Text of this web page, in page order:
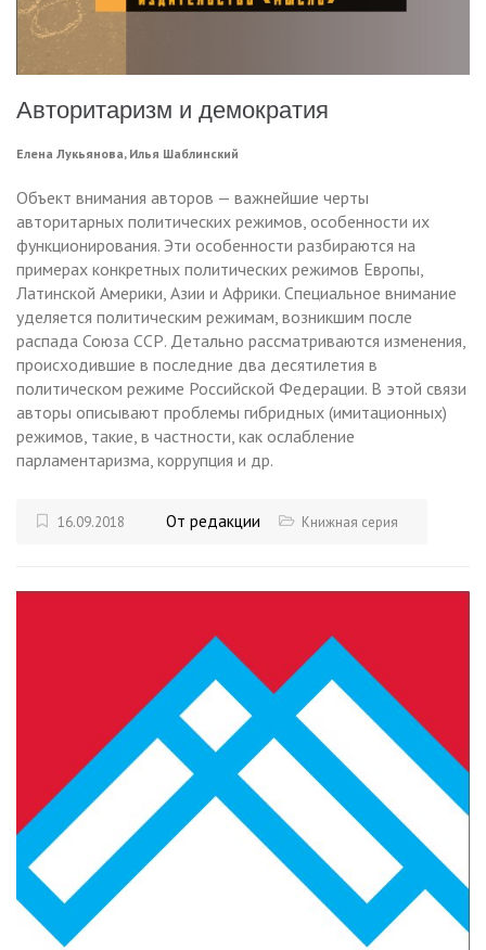
Авторитаризм и демократия
Елена Лукьянова, Илья Шаблинский
Объект внимания авторов — важнейшие черты
авторитарных политических режимов, особенности их
функционирования. Эти особенности разбираются на
примерах конкретных политических режимов Европы,
Латинской Америки, Азии и Африки. Специальное внимание
уделяется политическим режимам, возникшим после
распада Союза ССР. Детально рассматриваются изменения,
происходившие в последние два десятилетия в
политическом режиме Российской Федерации. В этой связи
авторы описывают проблемы гибридных (имитационных)
режимов, такие, в частности, как ослабление
парламентаризма, коррупция и др.
16.09.2018 От редакции Книжная серия